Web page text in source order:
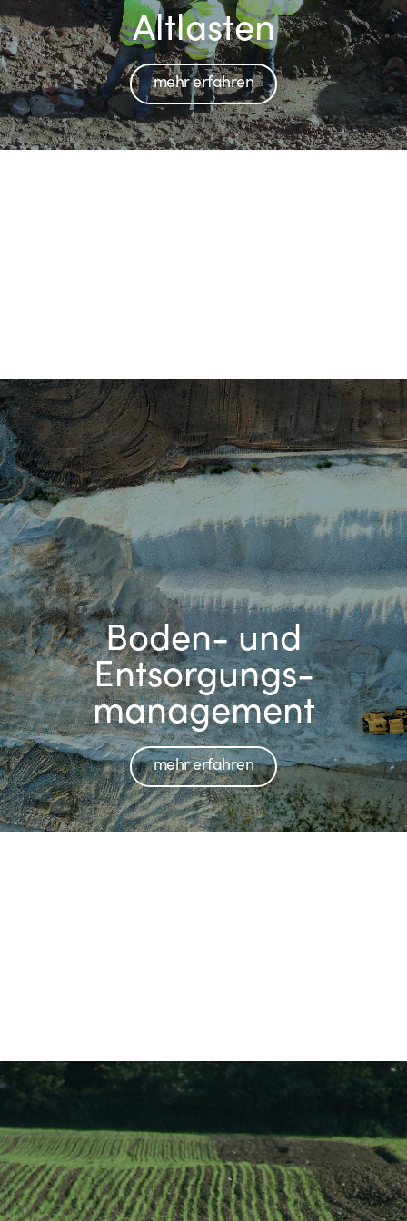
Altlasten
mehr erfahren
Boden- und
Entsorgungs­
management
mehr erfahren